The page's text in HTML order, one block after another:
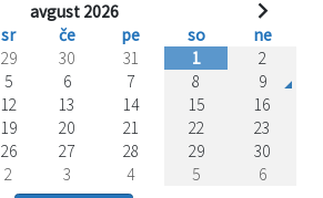
avgust 2026
sr če pe so
ne
29 30 31 1
2
5 6 7 8
9
12 13 14 15
16
19 20 21 22
23
26 27 28 29
30
2 3 4 5 6